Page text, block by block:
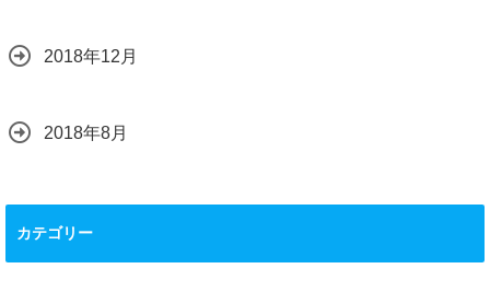
2018年12月
2018年8月
カテゴリー